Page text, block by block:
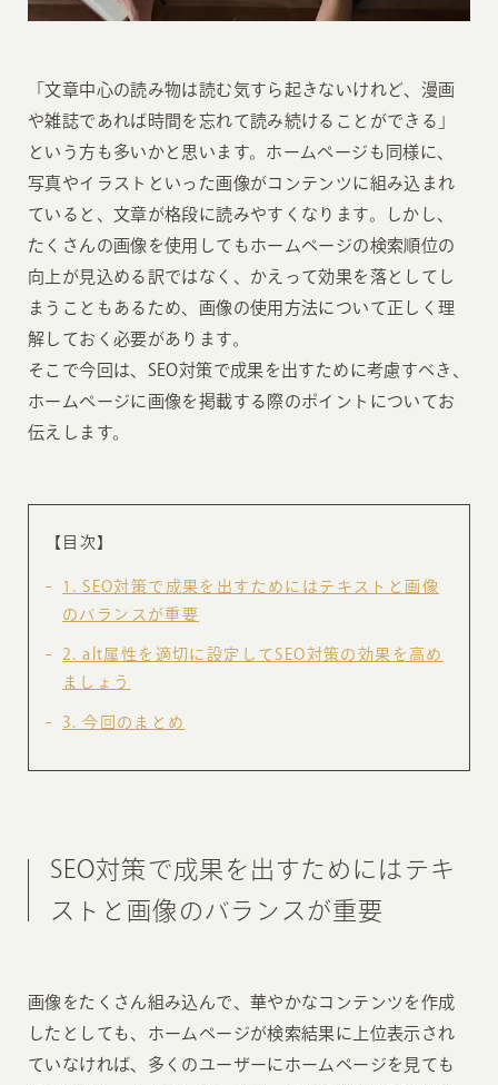
「文章中心の読み物は読む気すら起きないけれど、漫画
や雑誌であれば時間を忘れて読み続けることができる」
という方も多いかと思います。ホームページも同様に、
写真やイラストといった画像がコンテンツに組み込まれ
ていると、文章が格段に読みやすくなります。しかし、
たくさんの画像を使用してもホームページの検索順位の
向上が見込める訳ではなく、かえって効果を落としてし
まうこともあるため、画像の使用方法について正しく理
解しておく必要があります。
そこで今回は、SEO対策で成果を出すために考慮すべき、
ホームページに画像を掲載する際のポイントについてお
伝えします。
【目次】
1
SEO対策で成果を出すためにはテキストと画像
のバランスが重要
2
alt属性を適切に設定してSEO対策の効果を高め
ましょう
3 今回のまとめ
SEO対策で成果を出すためにはテキ
ストと画像のバランスが重要
画像をたくさん組み込んで、華やかなコンテンツを作成
したとしても、ホームページが検索結果に上位表示され
ていなければ、多くのユーザーにホームページを見ても